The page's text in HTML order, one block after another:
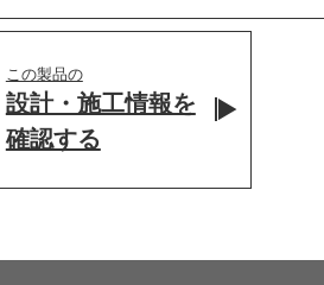
この製品の
設計・施工情報を
確認する